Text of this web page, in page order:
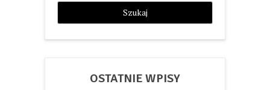
OSTATNIE WPISY